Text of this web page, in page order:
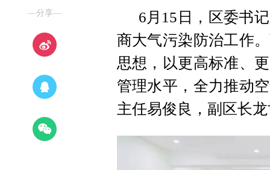
—分享—
6月15日，区委书
商大气污染防治工作
思想，以更高标准、
管理水平，全力推动
主任易俊良，副区长